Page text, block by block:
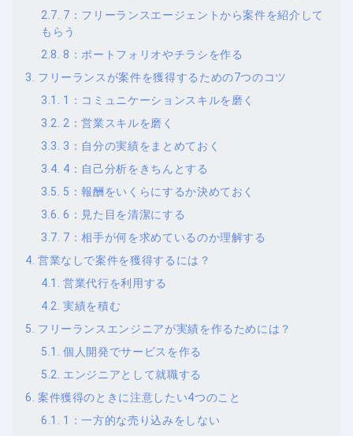
7：フリーランスエージェントから案件を紹介して
もらう
8：ポートフォリオやチラシを作る
フリーランスが案件を獲得するための7つのコツ
1：コミュニケーションスキルを磨く
2：営業スキルを磨く
3：自分の実績をまとめておく
4：自己分析をきちんとする
5：報酬をいくらにするか決めておく
6：見た目を清潔にする
7：相手が何を求めているのか理解する
営業なしで案件を獲得するには？
営業代行を利用する
実績を積む
フリーランスエンジニアが実績を作るためには？
個人開発でサービスを作る
エンジニアとして就職する
案件獲得のときに注意したい4つのこと
1：一方的な売り込みをしない